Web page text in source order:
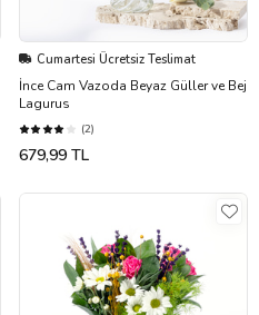
Cumartesi Ücretsiz Teslimat
İnce Cam Vazoda Beyaz Güller ve Bej
Lagurus
(2)
679,99 TL